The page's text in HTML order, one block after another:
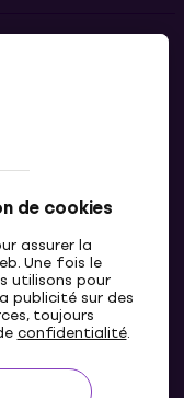
de cookies
assurer la
Une fois le
utilisons pour
publicité sur des
toujours
confidentialité.